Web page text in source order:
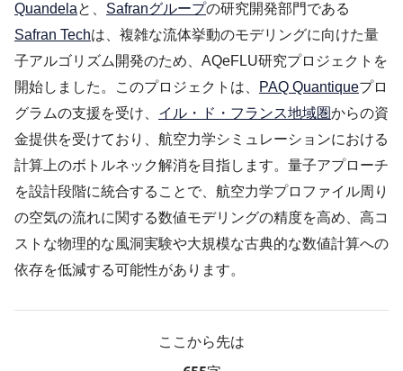
Quandelaと、 Safranグループの研究開発部門である
Safran Techは、複雑な流体挙動のモデリングに向けた量
子アルゴリズム開発のため、AQeFLU研究プロジェクトを
開始しました。このプロジェクトは、
PAQ Quantiqueプロ
グラムの支援を受け、 イル・ド・フランス地域圏からの資
金提供を受けており、航空力学シミュレーションにおける
計算上のボトルネック解消を目指します。量子アプローチ
を設計段階に統合することで、航空力学プロファイル周り
の空気の流れに関する数値モデリングの精度を高め、高コ
ストな物理的な風洞実験や大規模な古典的な数値計算への
依存を低減する可能性があります。
ここから先は